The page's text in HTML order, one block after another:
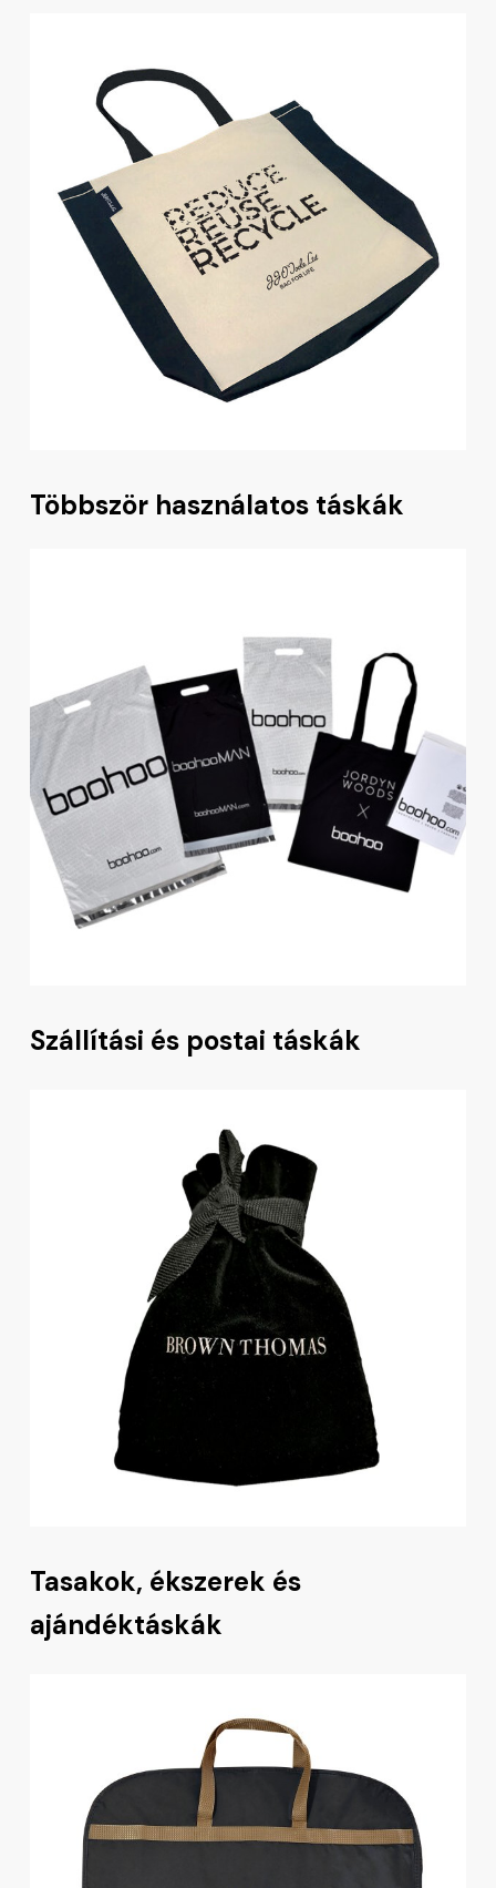
Többször használatos táskák
Szállítási és postai táskák
Tasakok, ékszerek és
ajándéktáskák